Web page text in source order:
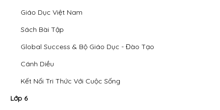
Giáo Dục Việt Nam
Sách Bài Tập
Global Success & Bộ Giáo Dục - Đào Tạo
Cánh Diều
Kết Nối Tri Thức Với Cuộc Sống
Lớp 6